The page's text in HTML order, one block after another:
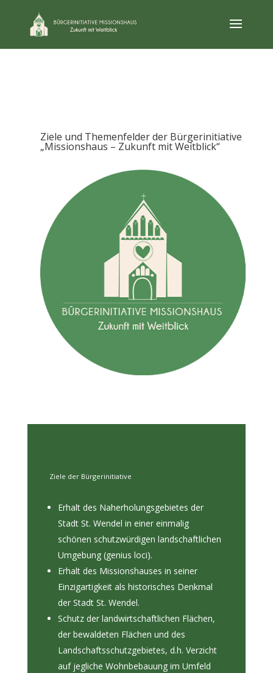
Ziele und Themenfelder der Bürgerinitiative
„Missionshaus – Zukunft mit Weitblick“
Ziele der Bürgerinitiative
Erhalt des Naherholungsgebietes der
Stadt St. Wendel in einer einmalig
schönen schutzwürdigen landschaftlichen
Umgebung (genius loci).
Erhalt des Missionshauses in seiner
Einzigartigkeit als historisches Denkmal
der Stadt St. Wendel.
Schutz der landwirtschaftlichen Flächen,
der bewaldeten Flächen und des
Landschaftsschutzgebietes, d.h. Verzicht
auf jegliche Wohnbebauung im Umfeld